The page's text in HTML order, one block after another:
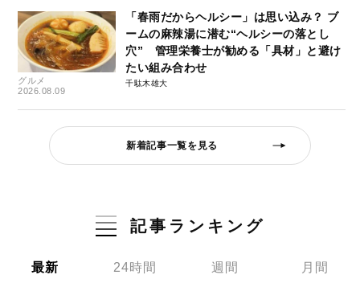
グルメ
2026.08.09
「春雨だからヘルシー」は思い込み？ ブ
ームの麻辣湯に潜む“ヘルシーの落とし
穴” 管理栄養士が勧める「具材」と避け
たい組み合わせ
千駄木雄大
新着記事一覧を見る
記事ランキング
最新 24時間 週間 月間